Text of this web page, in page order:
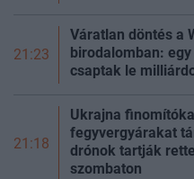
21:23
Váratlan döntés a
birodalomban:
csaptak le
21:18
Ukrajna
fegyvergyárakat
drónok tartják
szombaton